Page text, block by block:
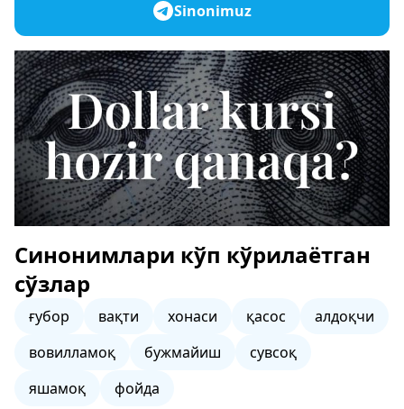
Sinonimuz
Синонимлари кўп кўрилаётган
сўзлар
ғубор вақти хонаси қасос
алдоқчи
вовилламоқ
бужмайиш
сувсоқ
яшамоқ
фойда